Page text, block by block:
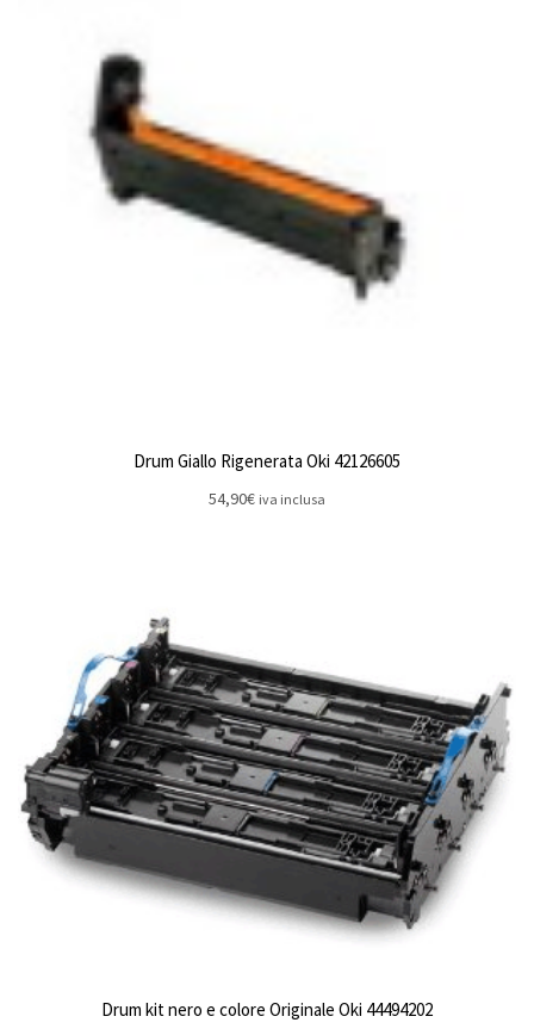
Drum Giallo Rigenerata Oki 42126605
54,90€ iva inclusa
Drum kit nero e colore Originale Oki 44494202